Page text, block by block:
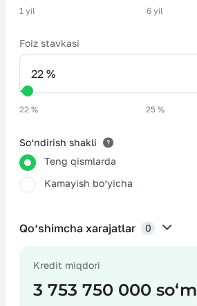
1 yil 6 yil
Foiz stavkasi
22 % 25 %
So‘ndirish shakli
Teng qismlarda
Kamayish bo‘yicha
Qo‘shimcha xarajatlar 0
Sug‘urta xarajatlari
Kredit miqdori
3 753 750 000 soʻm